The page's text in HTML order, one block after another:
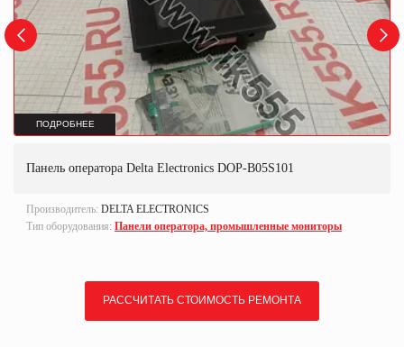
ПОДРОБНЕЕ
Панель оператора Delta Electronics DOP-B05S101
Производитель: DELTA ELECTRONICS
Тип оборудования: Панели оператора, промышленные мониторы
РАССЧИТАТЬ СТОИМОСТЬ РЕМОНТА